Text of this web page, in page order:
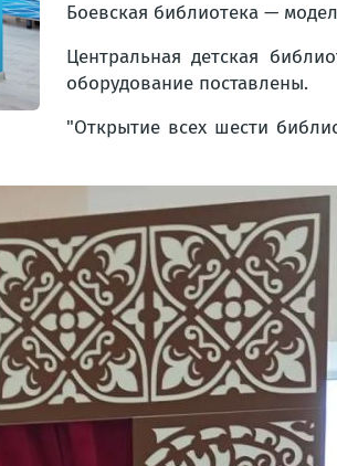
Боевская библиотека —
Центральная детская
оборудование поставлены.
"Открытие всех шести